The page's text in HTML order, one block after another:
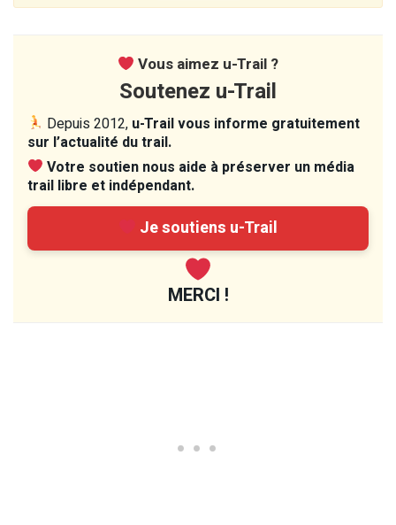
Vous aimez u-Trail ?
Soutenez u-Trail
Depuis 2012, u-Trail vous informe gratuitement
sur l’actualité du trail.
Votre soutien nous aide à préserver un média
trail libre et indépendant.
Je soutiens u-Trail
MERCI !